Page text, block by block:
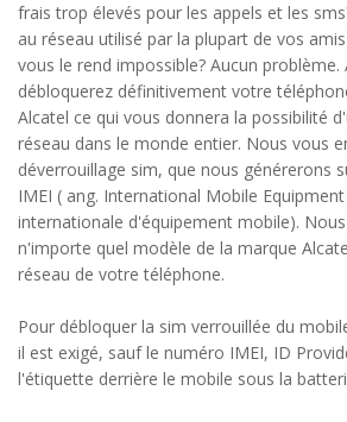
frais trop élevés pour les appels et les
au réseau utilisé par la plupart de vos
vous le rend impossible? Aucun problème.
débloquerez définitivement votre
Alcatel ce qui vous donnera la possibilité
réseau dans le monde entier. Nous vous
déverrouillage sim, que nous générerons
IMEI ( ang. International Mobile
internationale d'équipement mobile).
n'importe quel modèle de la marque
réseau de votre téléphone.
Pour débloquer la sim verrouillée du
il est exigé, sauf le numéro IMEI, ID
l'étiquette derrière le mobile sous la